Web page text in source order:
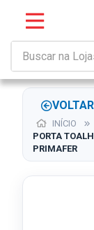
VOLTAR
INÍCIO
PORTA
PRIMAFER